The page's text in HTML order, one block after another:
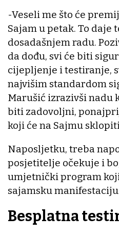
-Veseli me što će
Sajam u petak. To daje
dosadašnjem radu.
da dođu, svi će biti
cijepljenje i testiranje,
najvišim standardom
Marušić izrazivši nadu
biti zadovoljni,
koji će na Sajmu
Naposljetku, treba
posjetitelje očekuje i
umjetnički program
sajamsku
Besplatna